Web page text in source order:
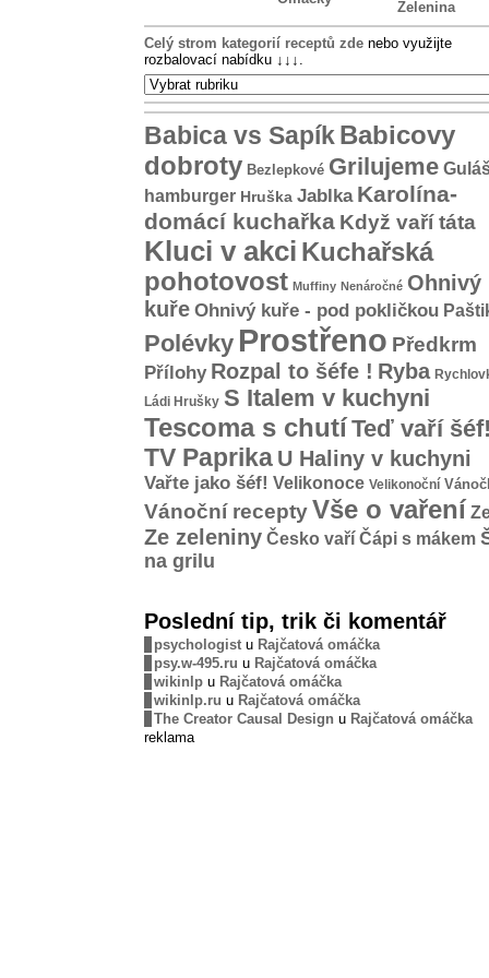
Zelenina
Celý strom kategorií receptů zde nebo využijte
rozbalovací nabídku ↓↓↓
Babica vs Sapík Babicovy
dobroty Bezlepkové Grilujeme
hamburger Hruška Jablka Karolína-
domácí kuchařka Když vaří táta
Kluci v akci Kuchařská
pohotovost Muffiny Nenáročné Ohnivý
kuře Ohnivý kuře - pod pokličkou
Polévky Prostřeno Předkrm
Přílohy Rozpal to šéfe ! Ryba
Ládi Hrušky S Italem v kuchyni
Tescoma s chutíTeď vaří šéf!
TV Paprika U Haliny v kuchyni
Vařte jako šéf! Velikonoce Velikonoční
Vánoční receptyVše o vaření
Ze zeleniny Česko vaří Čápi s mákem
na grilu
Poslední tip, trik či komentář
psychologist u Rajčatová omáčka
psy.w-495.ru u Rajčatová omáčka
wikinlp u Rajčatová omáčka
wikinlp.ru u Rajčatová omáčka
The Creator Causal Design u Rajčatová omáčka
reklama